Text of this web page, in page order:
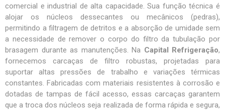
comercial e industrial de alta capacidade. Sua função técnica é
alojar os núcleos dessecantes ou mecânicos (pedras),
permitindo a filtragem de detritos e a absorção de umidade sem
a necessidade de remover o corpo do filtro da tubulação por
brasagem durante as manutenções. Na Capital Refrigeração,
fornecemos carcaças de filtro robustas, projetadas para
suportar altas pressões de trabalho e variações térmicas
constantes. Fabricadas com materiais resistentes à corrosão e
dotadas de tampas de fácil acesso, essas carcaças garantem
que a troca dos núcleos seja realizada de forma rápida e segura,